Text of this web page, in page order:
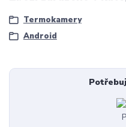
Termokamery
Android